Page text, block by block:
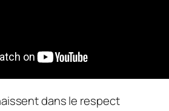
dans le respect